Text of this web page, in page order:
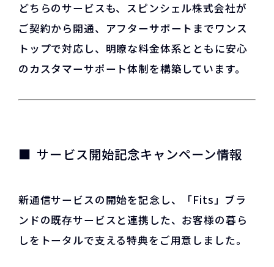
どちらのサービスも、スピンシェル株式会社が
ご契約から開通、アフターサポートまでワンス
トップで対応し、明瞭な料金体系とともに安心
のカスタマーサポート体制を構築しています。
サービス開始記念キャンペーン情報
新通信サービスの開始を記念し、「Fits」ブラ
ンドの既存サービスと連携した、お客様の暮ら
しをトータルで支える特典をご用意しました。